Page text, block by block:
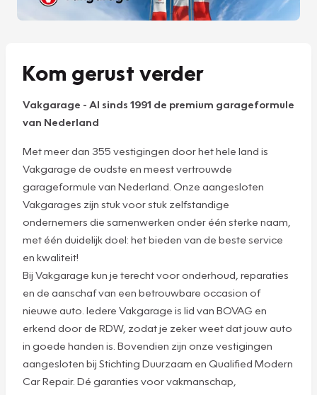
Kom gerust verder
Vakgarage - Al sinds 1991 de premium garageformule
van Nederland
Met meer dan 355 vestigingen door het hele land is
Vakgarage de oudste en meest vertrouwde
garageformule van Nederland. Onze aangesloten
Vakgarages zijn stuk voor stuk zelfstandige
ondernemers die samenwerken onder één sterke naam,
met één duidelijk doel: het bieden van de beste service
en kwaliteit!
Bij Vakgarage kun je terecht voor onderhoud, reparaties
en de aanschaf van een betrouwbare occasion of
nieuwe auto. Iedere Vakgarage is lid van BOVAG en
erkend door de RDW, zodat je zeker weet dat jouw auto
in goede handen is. Bovendien zijn onze vestigingen
aangesloten bij Stichting Duurzaam en Qualified Modern
Car Repair. Dé garanties voor vakmanschap,